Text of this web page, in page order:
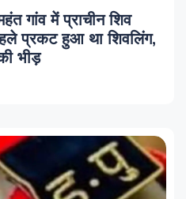
गांव में प्राचीन शिव
प्रकट हुआ था शिवलिंग,
भीड़